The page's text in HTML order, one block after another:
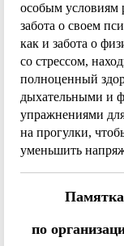
особым условиям
забота о своем
как и забота о
со стрессом,
полноценный
дыхательными и
упражнениями
на прогулки,
уменьшить
Памятка
по